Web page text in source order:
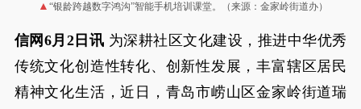
“银龄跨越数字鸿沟”智能手机培训课堂。（来源：金家岭街道办）
信网6月2日讯 为深耕社区文化建设，推进中华优秀
传统文化创造性转化、创新性发展，丰富辖区居民
精神文化生活，近日，青岛市崂山区金家岭街道瑞